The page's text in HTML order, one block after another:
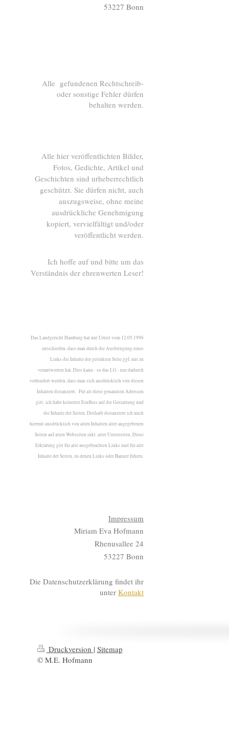
53227 Bonn
Alle gefundenen Rechtschreib-
oder sonstige Fehler dürfen
behalten werden.
Alle hier veröffentlichten Bilder,
Fotos, Gedichte, Artikel und
Geschichten sind urheberrechtlich
geschützt. Sie dürfen nicht, auch
auszugsweise, ohne meine
ausdrückliche Genehmigung
kopiert, vervielfältigt und/oder
veröffentlicht werden.
Ich hoffe auf und bitte um das
Verständnis der ehrenwerten Leser!
Das Landgericht Hamburg hat mit Urteil vom 12.05.1998
entschieden, dass man durch die Ausbringung eines
Links die Inhalte der gelinkten Seite ggf. mit zu
verantworten hat. Dies kann - so das LG - nur dadurch
verhindert werden, dass man sich ausdrücklich von diesen
Inhalten distanziert. Für all diese genannten Adressen
gilt: ich habe keinerlei Einfluss auf die Gestaltung und
die Inhalte der Seiten. Deshalb distanziere ich mich
hiermit ausdrücklich von allen Inhalten aller angegebenen
Seiten auf allen Webseiten inkl. aller Unterseiten. Diese
Erklärung gilt für alle ausgebrachten Links und für alle
Inhalte der Seiten, zu denen Links oder Banner führen.
Impressum
Miriam Eva Hofmann
Rhenusallee 24
53227 Bonn
Die Datenschutzerklärung findet ihr
unterKontakt
Druckversion | Sitemap
© M.E. Hofmann